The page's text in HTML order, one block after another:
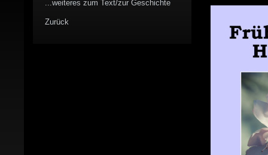
...weiteres zum Text/zur Geschichte
Zurück